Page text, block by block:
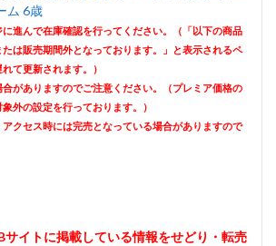
ム 6歳
進んで在庫確認を行ってください。（「以下の商品
は販売期間外となっております。」と表示されるペ
て更新されます。）
がありますのでご注意ください。（プレミア価格の
外の設定を行っております。）
クセス時には完売となっている場合がありますので
サイトに掲載している情報をせどり・転売